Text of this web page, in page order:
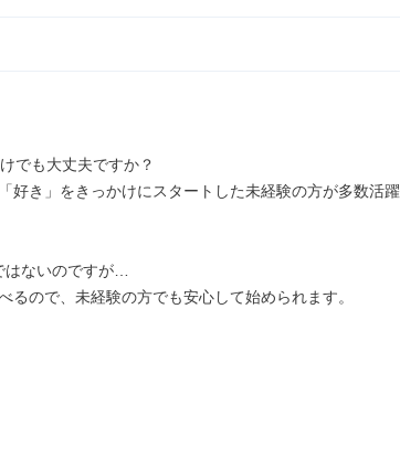
でも大丈夫ですか？
好き」をきっかけにスタートした未経験の方が多数活躍
ないのですが…
るので、未経験の方でも安心して始められます。